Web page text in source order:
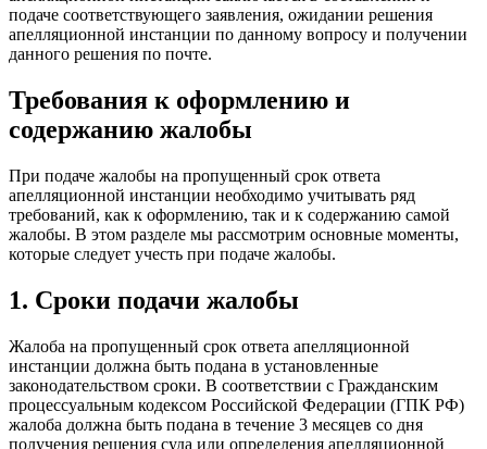
подаче соответствующего заявления, ожидании решения
апелляционной инстанции по данному вопросу и получении
данного решения по почте.
Требования к оформлению и
содержанию жалобы
При подаче жалобы на пропущенный срок ответа
апелляционной инстанции необходимо учитывать ряд
требований, как к оформлению, так и к содержанию самой
жалобы. В этом разделе мы рассмотрим основные моменты,
которые следует учесть при подаче жалобы.
1. Сроки подачи жалобы
Жалоба на пропущенный срок ответа апелляционной
инстанции должна быть подана в установленные
законодательством сроки. В соответствии с Гражданским
процессуальным кодексом Российской Федерации (ГПК РФ)
жалоба должна быть подана в течение 3 месяцев со дня
получения решения суда или определения апелляционной